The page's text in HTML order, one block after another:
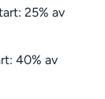
25% av
40% av